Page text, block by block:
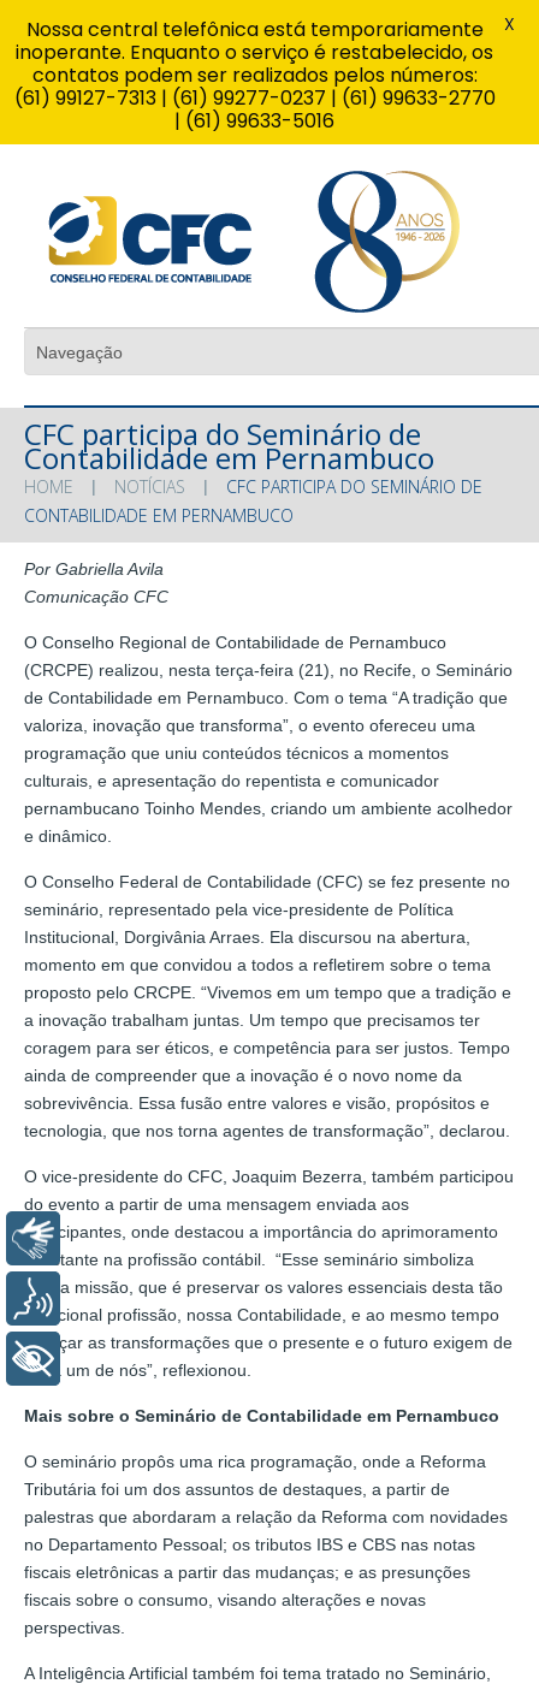
CFC participa do Seminário de
Contabilidade em Pernambuco
HOME NOTÍCIAS
CFC PARTICIPA DO SEMINÁRIO DE
CONTABILIDADE EM PERNAMBUCO
Por Gabriella Avila
Comunicação CFC
O Conselho Regional de Contabilidade de Pernambuco
(CRCPE) realizou, nesta terça-feira (21), no Recife, o Seminário
de Contabilidade em Pernambuco. Com o tema “A tradição que
valoriza, inovação que transforma”, o evento ofereceu uma
programação que uniu conteúdos técnicos a momentos
culturais, e apresentação do repentista e comunicador
pernambucano Toinho Mendes, criando um ambiente acolhedor
e dinâmico.
O Conselho Federal de Contabilidade (CFC) se fez presente no
seminário, representado pela vice-presidente de Política
Institucional, Dorgivânia Arraes. Ela discursou na abertura,
momento em que convidou a todos a refletirem sobre o tema
proposto pelo CRCPE. “Vivemos em um tempo que a tradição e
a inovação trabalham juntas. Um tempo que precisamos ter
coragem para ser éticos, e competência para ser justos. Tempo
ainda de compreender que a inovação é o novo nome da
sobrevivência. Essa fusão entre valores e visão, propósitos e
tecnologia, que nos torna agentes de transformação”, declarou.
O vice-presidente do CFC, Joaquim Bezerra, também participou
do evento a partir de uma mensagem enviada aos
participantes, onde destacou a importância do aprimoramento
constante na profissão contábil. “Esse seminário simboliza
nossa missão, que é preservar os valores essenciais desta tão
tradicional profissão, nossa Contabilidade, e ao mesmo tempo
abraçar as transformações que o presente e o futuro exigem de
cada um de nós”, reflexionou.
Mais sobre o Seminário de Contabilidade em Pernambuco
O seminário propôs uma rica programação, onde a Reforma
Tributária foi um dos assuntos de destaques, a partir de
palestras que abordaram a relação da Reforma com novidades
no Departamento Pessoal; os tributos IBS e CBS nas notas
fiscais eletrônicas a partir das mudanças; e as presunções
fiscais sobre o consumo, visando alterações e novas
perspectivas.
A Inteligência Artificial também foi tema tratado no Seminário,
Nossa central telefônica está temporariamente
inoperante. Enquanto o serviço é restabelecido, os
contatos podem ser realizados pelos números:
(61) 99127-7313 | (61) 99277-0237 | (61) 99633-2770
| (61) 99633-5016
X
Libras
Voz
+ Acessibilidade